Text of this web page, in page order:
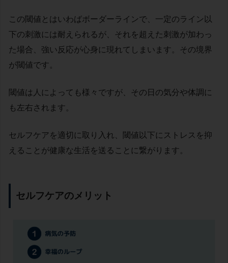
この閾値とはいわばボーダーラインで、一定のライン以
下の刺激には耐えられるが、それを超えた刺激が加わっ
た場合、強い反応が心身に現れてしまいます。その境界
が閾値です。
閾値は人によっても様々ですが、その日の気分や体調に
も左右されます。
セルフケアを適切に取り入れ、閾値以下にストレスを抑
えることが健康な生活を送ることに繋がります。
セルフケアのメリット